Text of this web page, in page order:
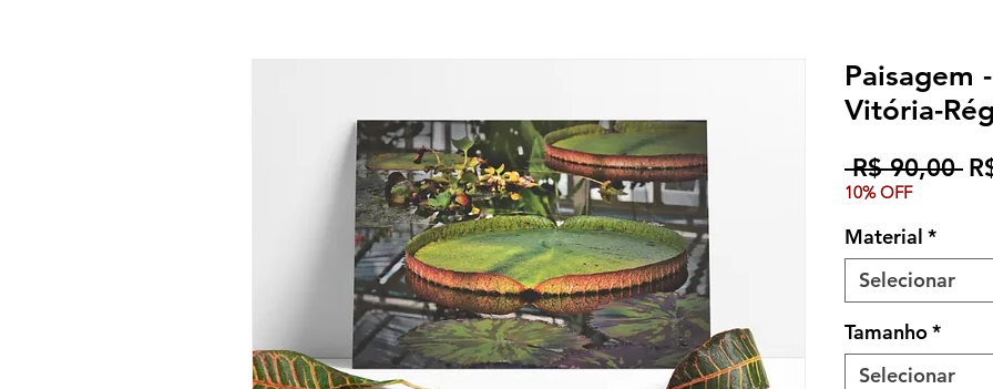
Paisagem
Vitória-
R$ 90,00
10% OFF
Material *
Selecionar
Tamanho*
Selecionar